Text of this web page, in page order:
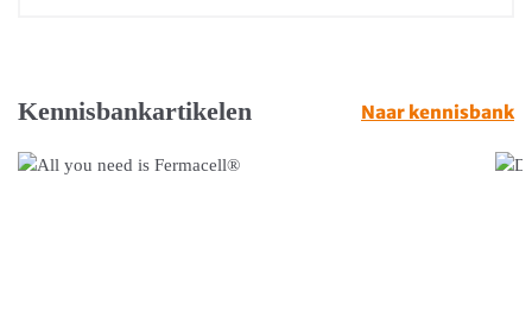
Kennisbankartikelen Naar kennisbank